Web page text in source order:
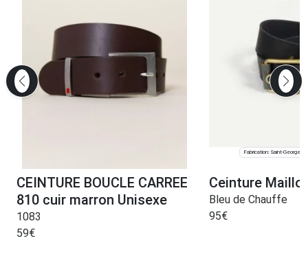
CEINTURE BOUCLE CARREE
810 cuir marron Unisexe
1083
59€
Fabrication: Saint-
Ceinture
Bleu de Chauffe
95€